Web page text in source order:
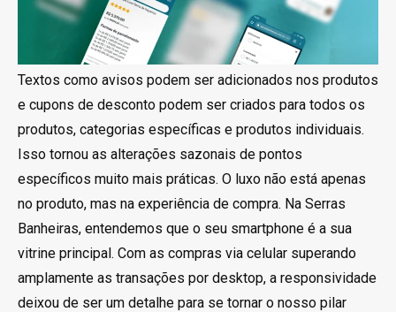
Textos como avisos podem ser adicionados nos produtos
e cupons de desconto podem ser criados para todos os
produtos, categorias específicas e produtos individuais.
Isso tornou as alterações sazonais de pontos
específicos muito mais práticas. O luxo não está apenas
no produto, mas na experiência de compra. Na Serras
Banheiras, entendemos que o seu smartphone é a sua
vitrine principal. Com as compras via celular superando
amplamente as transações por desktop, a responsividade
deixou de ser um detalhe para se tornar o nosso pilar